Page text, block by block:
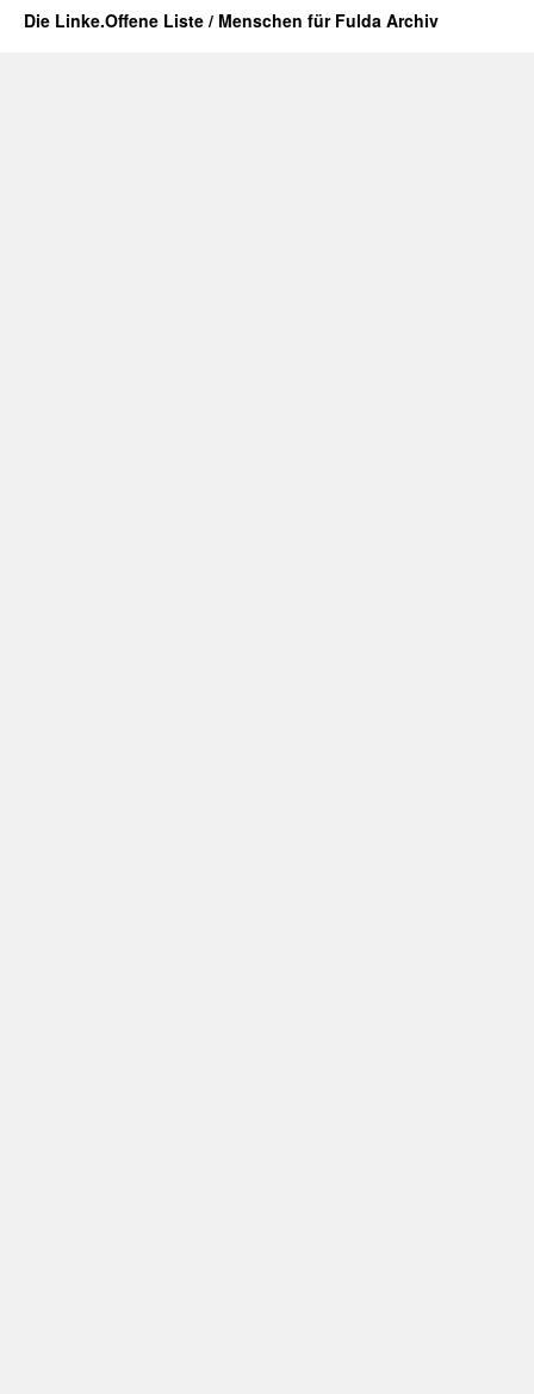
Die Linke.Offene Liste / Menschen für Fulda Archiv